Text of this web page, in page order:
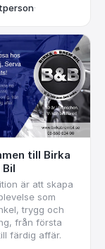
·
& Nytt!
till Birka
Bil
är att skapa
som
trygg och
från första
färdig affär.